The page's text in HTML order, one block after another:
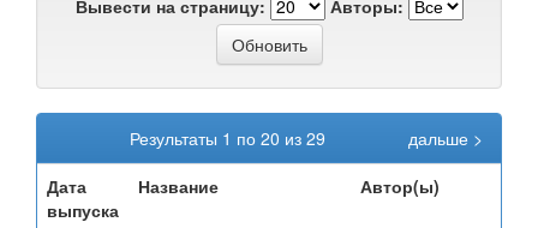
Вывести на страницу:
Авторы:
Результаты 1 по 20 из 29
дальше >
Дата
выпуска
Название Автор(ы)